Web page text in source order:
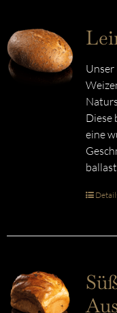
Unser
Diese
eine